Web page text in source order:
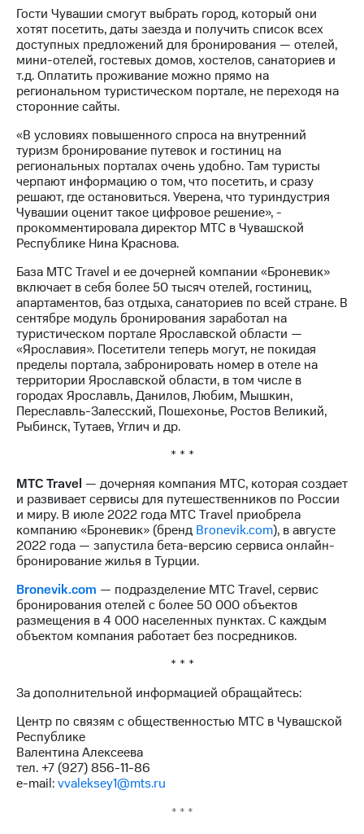
и акционерам
Корпоративное
управление
Корпоративный
секретарь
Раскрытие
Информация
акционерам
Документы
ПАО
"МТС"
Собрания
акционеров
Личный
акционера
Акционерный
капитал
Контроль
и
аудит
Рынок
акций
Описание
Программа
акций
Дивиденды
Рынок
облигаций
Описание
Уведомление
о
погашении
именных
Реквизиты
Контакты
развитие
деловая этика
На главную
Гости Чувашии смогут выбрать город, который они
хотят посетить, даты заезда и получить список всех
доступных предложений для бронирования — отелей,
мини-отелей, гостевых домов, хостелов, санаториев и
т.д. Оплатить проживание можно прямо на
региональном туристическом портале, не переходя на
сторонние сайты.
«В условиях повышенного спроса на внутренний
туризм бронирование путевок и гостиниц на
региональных порталах очень удобно. Там туристы
черпают информацию о том, что посетить, и сразу
решают, где остановиться. Уверена, что туриндустрия
Чувашии оценит такое цифровое решение», -
прокомментировала директор МТС в Чувашской
Республике Нина Краснова.
База МТС Travel и ее дочерней компании «Броневик»
включает в себя более 50 тысяч отелей, гостиниц,
апартаментов, баз отдыха, санаториев по всей стране. В
сентябре модуль бронирования заработал на
туристическом портале Ярославской области —
«Ярославия». Посетители теперь могут, не покидая
пределы портала, забронировать номер в отеле на
территории Ярославской области, в том числе в
городах Ярославль, Данилов, Любим, Мышкин,
Переславль-Залесский, Пошехонье, Ростов Великий,
Рыбинск, Тутаев, Углич и др.
* * *
МТС Travel — дочерняя компания МТС, которая создает
и развивает сервисы для путешественников по России
и миру. В июле 2022 года МТС Travel приобрела
компанию «Броневик» (бренд Bronevik.com), в августе
2022 года — запустила бета-версию сервиса онлайн-
бронирование жилья в Турции.
Bronevik.com — подразделение МТС Travel, сервис
бронирования отелей с более 50 000 объектов
размещения в 4 000 населенных пунктах. С каждым
объектом компания работает без посредников.
* * *
За дополнительной информацией обращайтесь:
Центр по связям с общественностью МТС в Чувашской
Республике
Валентина Алексеева
тел. +7 (927)856-11-86
e-mail:vvaleksey1@mts.ru
* * *